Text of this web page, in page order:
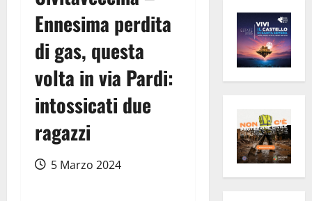
Ennesima perdita
di gas, questa
volta in via Pardi:
intossicati due
ragazzi
5 Marzo 2024